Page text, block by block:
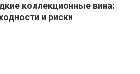
коллекционные вина:
и риски